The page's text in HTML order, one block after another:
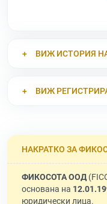
ВИЖ ИСТОРИЯ
ВИЖ
НАКРАТКО ЗА
ФИКОСОТА ООД
основана на
юридически лица.